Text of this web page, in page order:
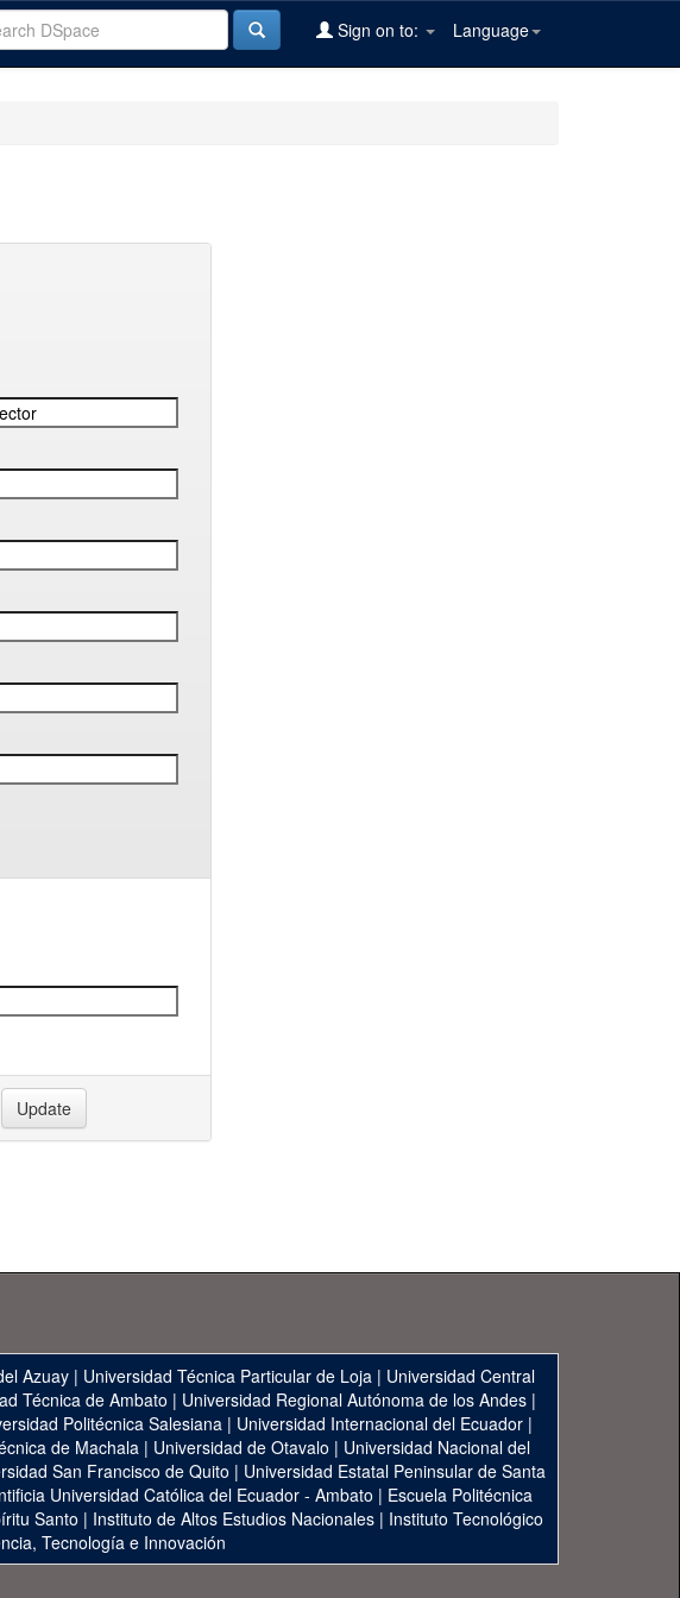
Language
Sign on to:
Azuay | Universidad Técnica Particular de Loja | Universidad Central
Técnica de Ambato | Universidad Regional Autónoma de los Andes|
Politécnica Salesiana| Universidad Internacional del Ecuador|
de Machala | Universidad de Otavalo | Universidad Nacional del
San Francisco de Quito | Universidad Estatal Peninsular de Santa
Universidad Católica del Ecuador - Ambato | Escuela Politécnica
Santo | Instituto de Altos Estudios Nacionales | Instituto Tecnológico
Tecnología e Innovación